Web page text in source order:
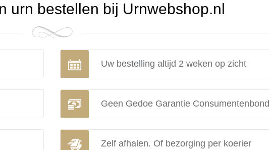
urn bestellen bij Urnwebshop.nl
Uw bestelling altijd 2 weken op zicht
Geen Gedoe Garantie Consumentenbond
Zelf afhalen. Of bezorging per koerier